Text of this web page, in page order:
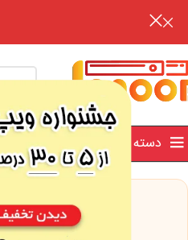
دسته بندی محصولات